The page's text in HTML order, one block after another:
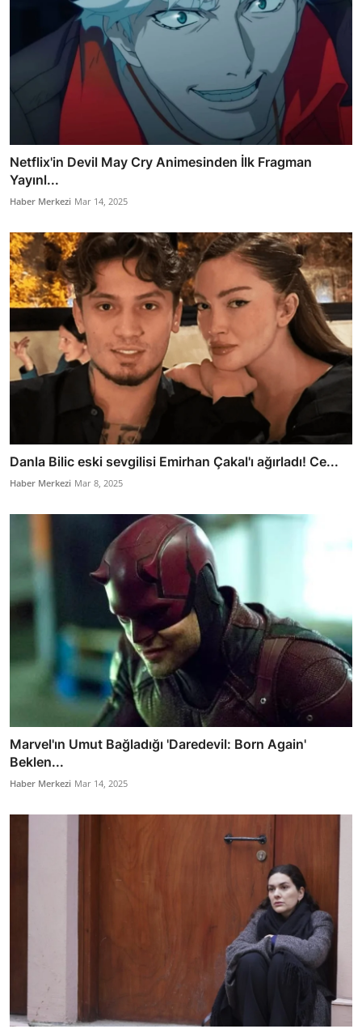
Netflix'in Devil May Cry Animesinden İlk Fragman
Yayınl...
Haber Merkezi Mar 14, 2025
Danla Bilic eski sevgilisi Emirhan Çakal'ı ağırladı! Ce...
Haber Merkezi Mar 8, 2025
Marvel'ın Umut Bağladığı 'Daredevil: Born Again'
Beklen...
Haber Merkezi Mar 14, 2025